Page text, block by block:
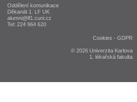
Oddělení komunikace
Děkanát 1. LF UK
alumni@lf1.cuni.cz
Tel: 224 964 620
Cookies -GDPR
© 2026 Univerzita Karlova
1. lékařská fakulta